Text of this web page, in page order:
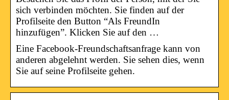
sich verbinden möchten. Sie finden auf der
Profilseite den Button “Als FreundIn
hinzufügen”. Klicken Sie auf den …
Eine Facebook-Freundschaftsanfrage kann von
anderen abgelehnt werden. Sie sehen dies, wenn
Sie auf seine Profilseite gehen.